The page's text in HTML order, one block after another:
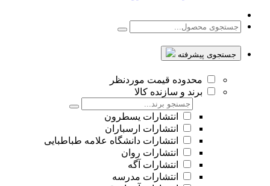
جستجوی پیشرفته
محدوده قیمت موردنظر
برند و سازنده کالا
انتشارات یسطرون
انتشارات ارسباران
انتشارات دانشگاه علامه طباطبایی
انتشارات روان
انتشارات آگه
انتشارات مدرسه